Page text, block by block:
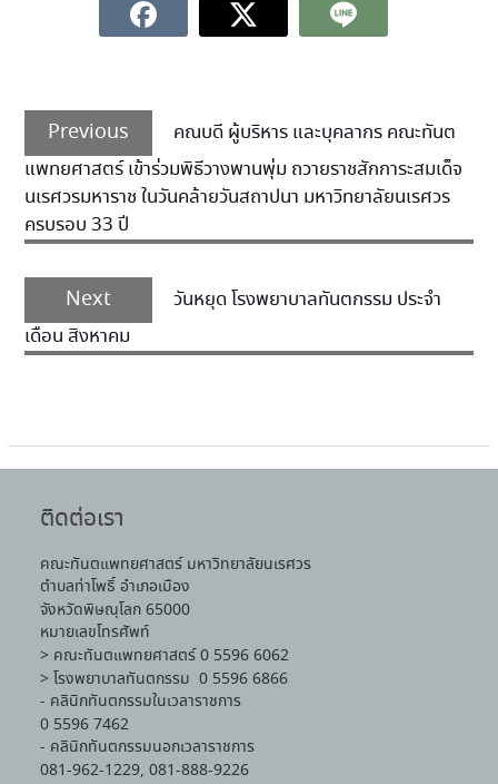
Previous
คณบดี ผู้บริหาร และบุคลากร คณะทันต
แพทยศาสตร์ เข้าร่วมพิธีวางพานพุ่ม ถวายราชสักการะสมเด็จ
นเรศวรมหาราช ในวันคล้ายวันสถาปนา มหาวิทยาลัยนเรศวร
ครบรอบ 33 ปี
Next
วันหยุด โรงพยาบาลทันตกรรม ประจำ
เดือน สิงหาคม
ติดต่อเรา
คณะทันตแพทยศาสตร์ มหาวิทยาลัยนเรศวร
ตำบลท่าโพธิ์ อำเภอเมือง
จังหวัดพิษณุโลก 65000
หมายเลขโทรศัพท์
> คณะทันตแพทยศาสตร์ 0 5596 6062
> โรงพยาบาลทันตกรรม 0 5596 6866
- คลินิกทันตกรรมในเวลาราชการ
0 5596 7462
- คลินิกทันตกรรมนอกเวลาราชการ
081-962-1229, 081-888-9226